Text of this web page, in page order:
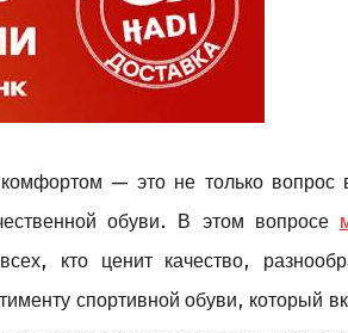
— это не только вопрос
обуви. В этом вопросе
кто ценит качество,
спортивной обуви, который